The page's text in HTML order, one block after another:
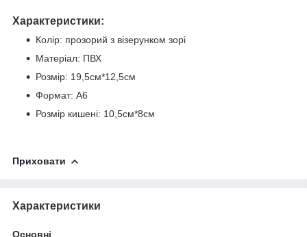
Характеристики:
Колір: прозорий з візерунком зорі
Матеріал: ПВХ
Розмір: 19,5см*12,5см
Формат: А6
Розмір кишені: 10,5см*8см
Приховати
Характеристики
Основні